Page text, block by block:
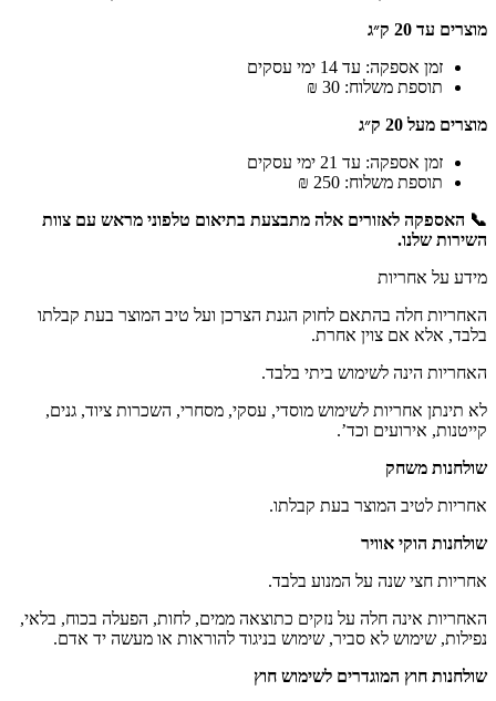
מוצרים עד 20 ק״ג
זמן אספקה: עד 14 ימי עסקים
תוספת משלוח: 30 ₪
מוצרים מעל 20 ק״ג
זמן אספקה: עד 21 ימי עסקים
תוספת משלוח: 250 ₪
📞 האספקה לאזורים אלה מתבצעת בתיאום טלפוני מראש עם צוות
השירות שלנו.
מידע על אחריות
האחריות חלה בהתאם לחוק הגנת הצרכן ועל טיב המוצר בעת קבלתו
בלבד, אלא אם צוין אחרת.
האחריות הינה לשימוש ביתי בלבד.
לא תינתן אחריות לשימוש מוסדי, עסקי, מסחרי, השכרות ציוד, גנים,
קייטנות, אירועים וכד’.
שולחנות משחק
אחריות לטיב המוצר בעת קבלתו.
שולחנות הוקי אוויר
אחריות חצי שנה על המנוע בלבד.
האחריות אינה חלה על נזקים כתוצאה ממים, לחות, הפעלה בכוח, בלאי,
נפילות, שימוש לא סביר, שימוש בניגוד להוראות או מעשה יד אדם.
שולחנות חוץ המוגדרים לשימוש חוץ